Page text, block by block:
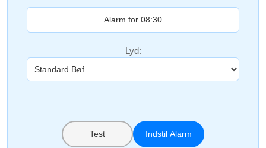
Lyd:
Test Indstil Alarm